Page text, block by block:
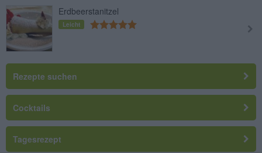
Erdbeerstanitzel
Leicht
Rezepte suchen
Cocktails
Tagesrezept